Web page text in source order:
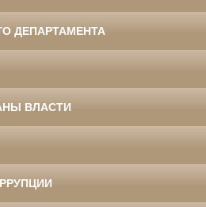
ДЕПАРТАМЕНТА
ВЛАСТИ